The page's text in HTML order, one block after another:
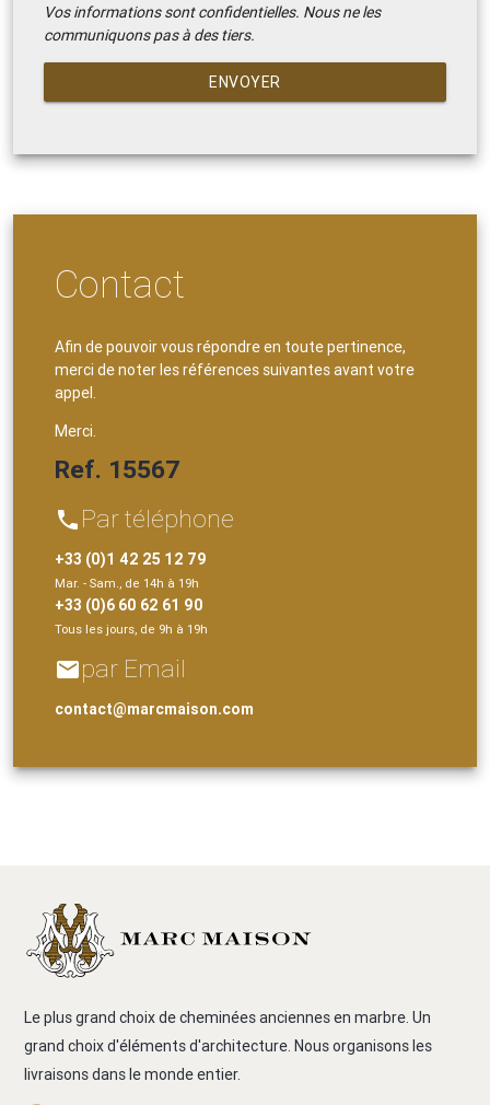
Vos informations sont confidentielles. Nous ne les
communiquons pas à des tiers.
ENVOYER
Contact
Afin de pouvoir vous répondre en toute pertinence,
merci de noter les références suivantes avant votre
appel.
Merci.
Ref. 15567
phone Par téléphone
+33 (0)1 42 25 12 79
Mar. - Sam., de 14h à 19h
+33 (0)6 60 62 61 90
Tous les jours, de 9h à 19h
emailpar Email
contact@marcmaison.com
Le plus grand choix de cheminées anciennes en marbre. Un
grand choix d'éléments d'architecture. Nous organisons les
livraisons dans le monde entier.